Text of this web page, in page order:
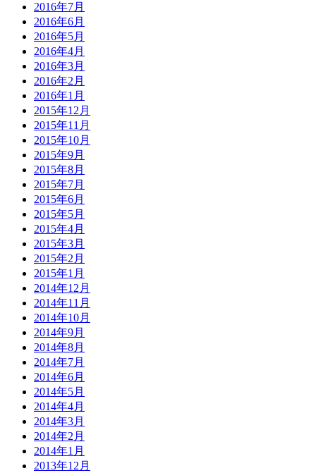
2016年7月
2016年6月
2016年5月
2016年4月
2016年3月
2016年2月
2016年1月
2015年12月
2015年11月
2015年10月
2015年9月
2015年8月
2015年7月
2015年6月
2015年5月
2015年4月
2015年3月
2015年2月
2015年1月
2014年12月
2014年11月
2014年10月
2014年9月
2014年8月
2014年7月
2014年6月
2014年5月
2014年4月
2014年3月
2014年2月
2014年1月
2013年12月